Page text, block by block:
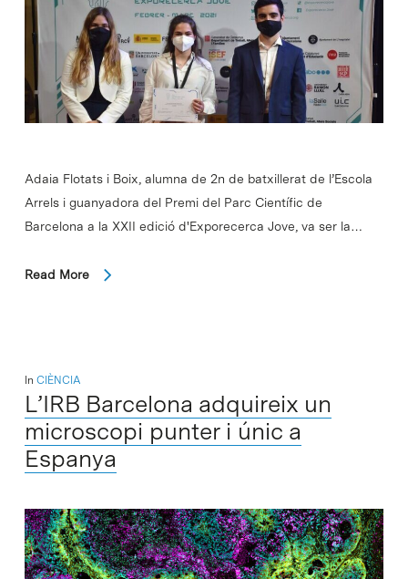
Adaia Flotats i Boix, alumna de 2n de batxillerat de l’Escola
Arrels i guanyadora del Premi del Parc Científic de
Barcelona a la XXII edició d'Exporecerca Jove, va ser la…
Read More
In CIÈNCIA
L’IRB Barcelona adquireix un
microscopi punter i únic a
Espanya